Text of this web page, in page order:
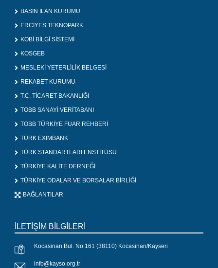
BASIN İLAN KURUMU
ERCİYES TEKNOPARK
KOBİ BİLGİ SİSTEMİ
KOSGEB
MESLEKİ YETERLİLİK BELGESİ
REKABET KURUMU
T.C. TİCARET BAKANLIĞI
TOBB SANAYİ VERİTABANI
TOBB TÜRKİYE FUAR REHBERİ
TÜRK EXİMBANK
TÜRK STANDARTLARI ENSTİTÜSÜ
TÜRKİYE KALİTE DERNEĞİ
TÜRKİYE ODALAR VE BORSALAR BİRLİĞİ
BAĞLANTILAR
İLETİŞİM BİLGİLERİ
Kocasinan Bul. No:161 (38110) Kocasinan/Kayseri
info@kayso.org.tr